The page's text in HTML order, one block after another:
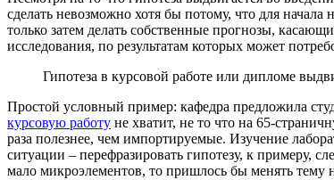
сделать невозможно хотя бы потому, что для
только затем делать собственные прогнозы,
исследования, по результатам которых может
Гипотеза в курсовой работе или дипломе
Простой условный пример: кафедра предложила
курсовую работу не хватит, не то что на 65-
раза полезнее, чем импортируемые. Изучение
ситуации – перефразировать гипотезу, к примеру,
мало микроэлементов, то пришлось бы менять тему